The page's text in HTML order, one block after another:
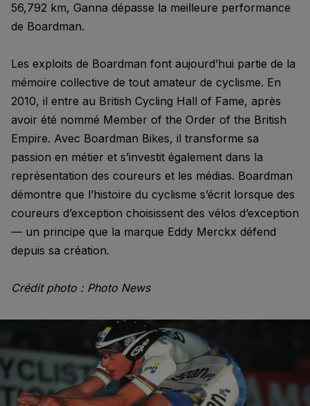
56,792 km, Ganna dépasse la meilleure performance
de Boardman.
Les exploits de Boardman font aujourd’hui partie de la
mémoire collective de tout amateur de cyclisme. En
2010, il entre au British Cycling Hall of Fame, après
avoir été nommé Member of the Order of the British
Empire. Avec Boardman Bikes, il transforme sa
passion en métier et s’investit également dans la
représentation des coureurs et les médias. Boardman
démontre que l’histoire du cyclisme s’écrit lorsque des
coureurs d’exception choisissent des vélos d’exception
— un principe que la marque Eddy Merckx défend
depuis sa création.
Crédit photo : Photo News